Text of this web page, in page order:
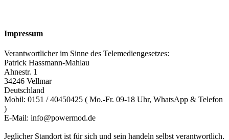
Impressum
Verantwortlicher im Sinne des Telemediengesetzes:
Patrick Hassmann-Mahlau
Ahnestr. 1
34246 Vellmar
Deutschland
Mobil: 0151 / 40450425 ( Mo.-Fr. 09-18 Uhr, WhatsApp & Telefon
)
E-Mail: info@powermod.de
Jeglicher Standort ist für sich und sein handeln selbst verantwortlich.